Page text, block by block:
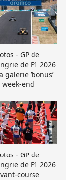
- GP de
de F1 2026
galerie ’bonus’
week-end
- GP de
de F1 2026
course